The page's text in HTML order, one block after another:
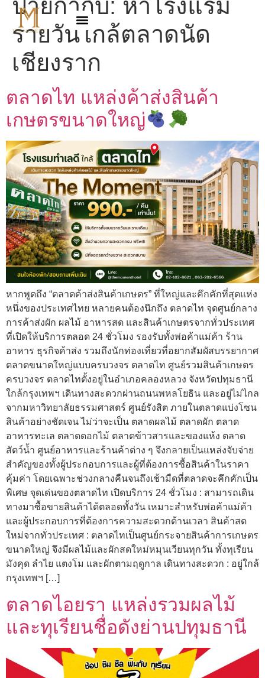
ป้ายกำกับ: หาโรงแรม
รายวันใกล้ตลาดนัด
เชียงราก
ตลาดไท แหล่งค้าส่งสินค้า
เกษตรขนาดใหญ่
หากพูดถึง “ตลาดค้าส่งสินค้าเกษตร” ที่ใหญ่และคึกคักที่สุดแห่ง
หนึ่งของประเทศไทย หลายคนต้องนึกถึง ตลาดไท จุดศูนย์กลาง
การค้าส่งผัก ผลไม้ อาหารสด และสินค้าเกษตรจากทั่วประเทศ
ที่เปิดให้บริการตลอด 24 ชั่วโมง รองรับทั้งพ่อค้าแม่ค้า ร้าน
อาหาร ธุรกิจค้าส่ง รวมถึงนักท่องเที่ยวที่อยากสัมผัสบรรยากาศ
ตลาดขนาดใหญ่แบบครบวงจร ตลาดไท ศูนย์รวมสินค้าเกษตร
ครบวงจร ตลาดไทตั้งอยู่ในอำเภอคลองหลวง จังหวัดปทุมธานี
ใกล้กรุงเทพฯ เดินทางสะดวกผ่านถนนพหลโยธิน และอยู่ไม่ไกล
จากมหาวิทยาลัยธรรมศาสตร์ ศูนย์รังสิต ภายในตลาดแบ่งโซน
สินค้าอย่างชัดเจน ไม่ว่าจะเป็น ตลาดผลไม้ ตลาดผัก ตลาด
อาหารทะเล ตลาดดอกไม้ ตลาดข้าวสารและของแห้ง ตลาด
สัตว์น้ำ ศูนย์อาหารและร้านค้าต่าง ๆ จึงกลายเป็นแหล่งจับจ่าย
สำคัญของทั้งผู้ประกอบการและผู้ที่ต้องการซื้อสินค้าในราคา
คุ้มค่า โดยเฉพาะช่วงกลางคืนจนถึงเช้ามืดที่ตลาดจะคึกคักเป็น
พิเศษ จุดเด่นของตลาดไท เปิดบริการ 24 ชั่วโมง : สามารถเดิน
ทางมาซื้อขายสินค้าได้ตลอดทั้งวัน เหมาะสำหรับพ่อค้าแม่ค้า
และผู้ประกอบการที่ต้องการความสะดวกด้านเวลา สินค้าสด
ใหม่จากทั่วประเทศ : ตลาดไทเป็นศูนย์กระจายสินค้าการเกษตร
ขนาดใหญ่ จึงมีผลไม้และผักสดใหม่หมุนเวียนทุกวัน ทั้งทุเรียน
มังคุด ลำไย แตงโม และผักตามฤดูกาล เดินทางสะดวก : อยู่ใกล้
กรุงเทพฯ […]
ตลาดไอยรา แหล่งรวมผลไม้
และทุเรียนชื่อดังย่านปทุมธานี